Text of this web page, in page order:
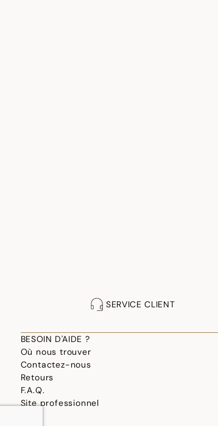
SERVICE CLIENT
BESOIN D'AIDE ?
Où nous trouver
Contactez-nous
Retours
F.A.Q.
Site professionnel